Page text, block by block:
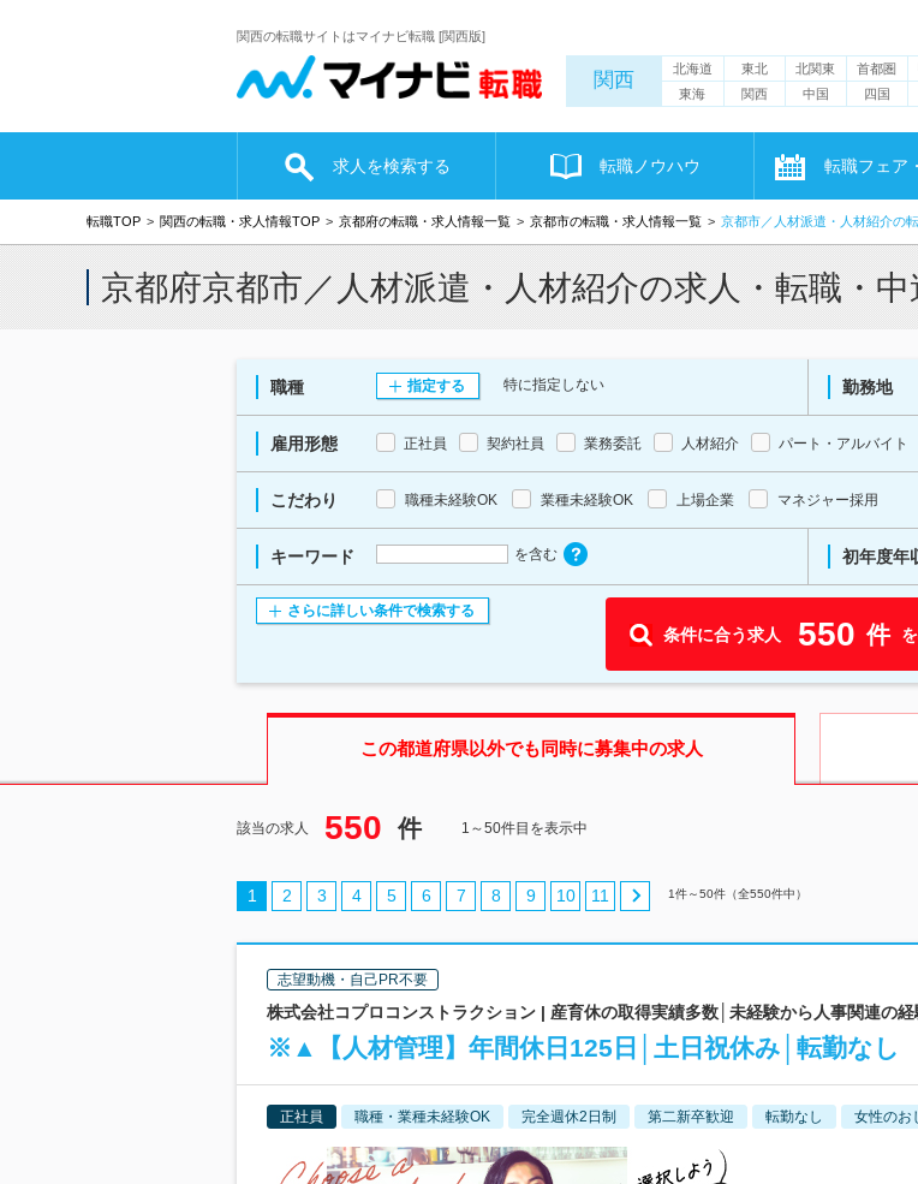
関西の転職サイトはマイナビ転職 [関西版]
関西 北海道 東北 北関東 首都圏
東海
関西 中国 四国
求人を検索する 転職ノウハウ 転職フェア
転職TOP 関西の転職・求人情報TOP 京都府の転職・求人情報一覧 京都市の転職・求人情報一覧 京都市／人材派遣・人材紹介の
京都府京都市／人材派遣・人材紹介の求人・転職・中
職種 指定する 特に指定しない 勤務地
雇用形態 正社員 契約社員 業務委託 人材紹介 パート・アルバイト
こだわり 職種未経験OK 業種未経験OK 上場企業 マネジャー採用
キーワード を含む 初年度年
さらに詳しい条件で検索する
条件に合う求人 550 件
この都道府県以外でも同時に募集中の求人
該当の求人 550 件 1～50件目を表示中
1 2 3 4 5 6 7 8 9 10 11 1件～50件（全550件中）
志望動機・自己PR不要
株式会社コプロコンストラクション | 産育休の取得実績多数│未経験から人事関連の経
※▲【人材管理】年間休日125日│土日祝休み│転勤なし
正社員 職種・業種未経験OK 完全週休2日制 第二新卒歓迎 転勤なし 女性のお